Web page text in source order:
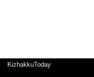
KizhakkuToday